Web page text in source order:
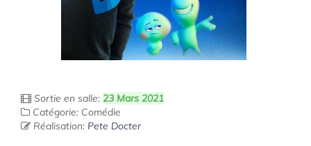
Sortie en salle: 23 Mars 2021
Catégorie: Comédie
Réalisation: Pete Docter